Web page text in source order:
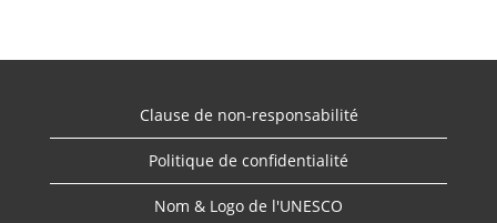
Clause de non-responsabilité
Politique de confidentialité
Nom & Logo de l'UNESCO